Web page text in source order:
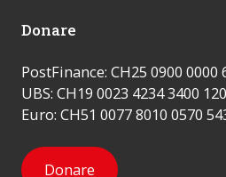
Donare
PostFinance: CH25 0900 0000
UBS: CH19 0023 4234 3400
Euro: CH51 0077 8010 0570
Donare